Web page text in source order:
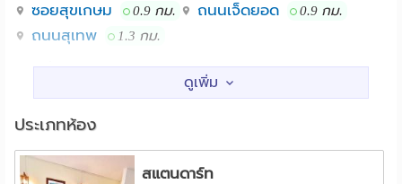
3. เตียงไม้แข็งแรง พร้อมที่นอน
5. มีตาแมวประตูทุกห้อง พร้อมที่ล็อคประตูจากด้านใน
สิ่งอำนวยความสะดวก
ซอยสุขเกษม 0.9 กม. ถนนเจ็ดยอด 0.9 กม.
ถนนสุเทพ 1.3 กม.
สถานศึกษา
0.3 กม.
รร.พาณิชยการลานนา (LCC)
คณะเภสัชศาสตร์ ม.เชียงใหม่
ประเภทห้อง
สแตนดาร์ท